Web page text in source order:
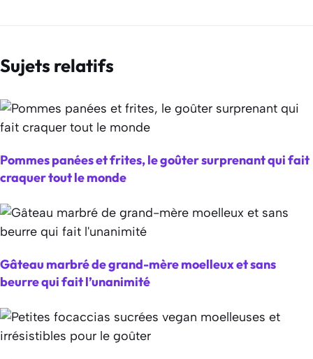
Sujets relatifs
Pommes panées et frites, le goûter surprenant qui fait
craquer tout le monde
Gâteau marbré de grand-mère moelleux et sans
beurre qui fait l’unanimité